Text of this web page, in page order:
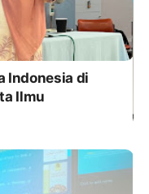
Indonesia di
Ilmu